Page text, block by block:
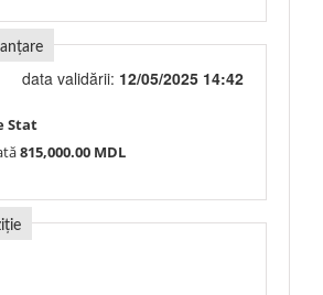
data validării: 12/05/2025 14:42
Stat
815,000.00 MDL